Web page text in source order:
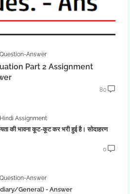
Question-Answer
Part 2 Assignment
80
Hindi Assignment
की भावना कूट-कूट कर भरी हुई है। सोदाहरण
0
Question-Answer
General) - Answer